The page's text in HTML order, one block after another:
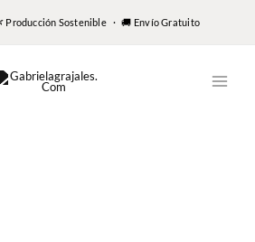
Producción Sostenible · 🚚 Envío Gratuito